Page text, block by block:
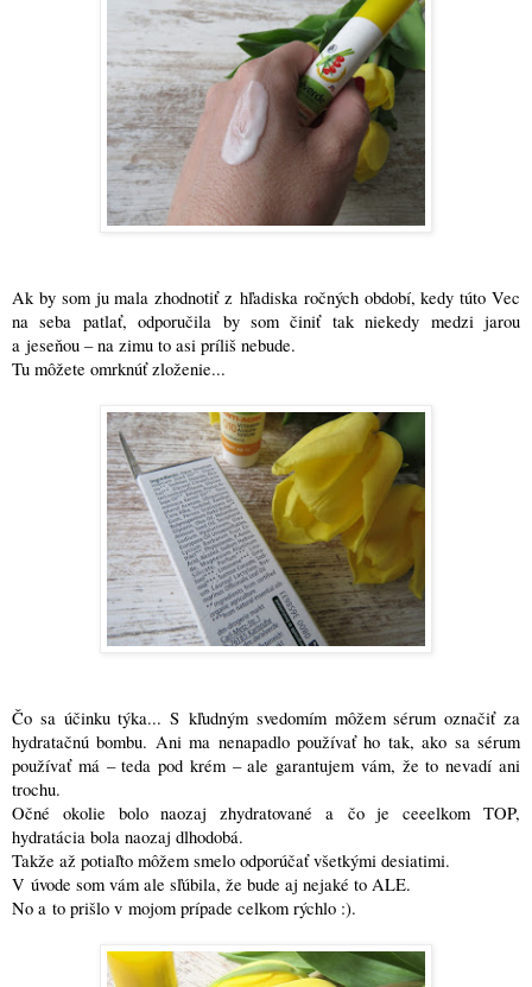
Ak by som ju mala zhodnotiť z hľadiska ročných období, kedy túto Vec
na seba patlať, odporučila by som činiť tak niekedy medzi jarou
a jeseňou – na zimu to asi príliš nebude.
Tu môžete omrknúť zloženie...
Čo sa účinku týka... S kľudným svedomím môžem sérum označiť za
hydratačnú bombu. Ani ma nenapadlo používať ho tak, ako sa sérum
používať má – teda pod krém – ale garantujem vám, že to nevadí ani
trochu.
Očné okolie bolo naozaj zhydratované a čo je ceeelkom TOP,
hydratácia bola naozaj dlhodobá.
Takže až potiaľto môžem smelo odporúčať všetkými desiatimi.
V úvode som vám ale sľúbila, že bude aj nejaké to ALE.
No a to prišlo v mojom prípade celkom rýchlo :).